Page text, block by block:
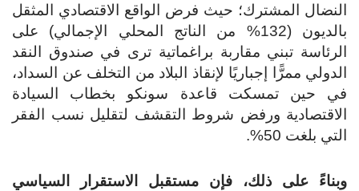
المشترك؛ حيث فرض الواقع الاقتصادي المثقل
بالديون (132% من الناتج المحلي الإجمالي) على
تبني مقاربة براغماتية ترى في صندوق النقد
ممرًّا إجباريًا لإنقاذ البلاد من التخلف عن السداد،
حين تمسكت قاعدة سونكو بخطاب السيادة
ورفض شروط التقشف لتقليل نسب الفقر
بلغت 50%.
على ذلك، فإن مستقبل الاستقرار السياسي